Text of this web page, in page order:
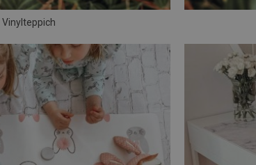
Vinylteppich